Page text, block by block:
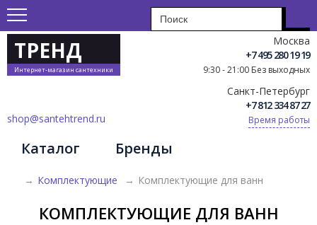
ТРЕНД
Интернет-магазин сантехники
Москва
+7 495 280 19 19
9:30 - 21:00 Без выходных
Санкт-Петербург
+7 812 334 87 27
Время работы
shop@santehtrend.ru
Каталог Бренды
→ Комплектующие → Комплектующие для ванн
КОМПЛЕКТУЮЩИЕ ДЛЯ ВАНН